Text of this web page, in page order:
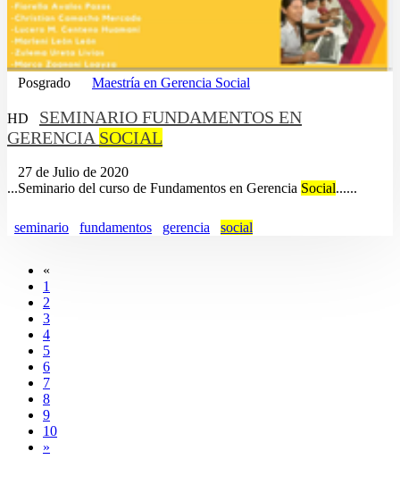
Posgrado Maestría en Gerencia Social
HD
SEMINARIO FUNDAMENTOS EN
GERENCIA SOCIAL
27 de Julio de 2020
...Seminario del curso de Fundamentos en Gerencia Social......
seminario fundamentos gerencia social
«
1
2
3
4
5
6
7
8
9
10
»